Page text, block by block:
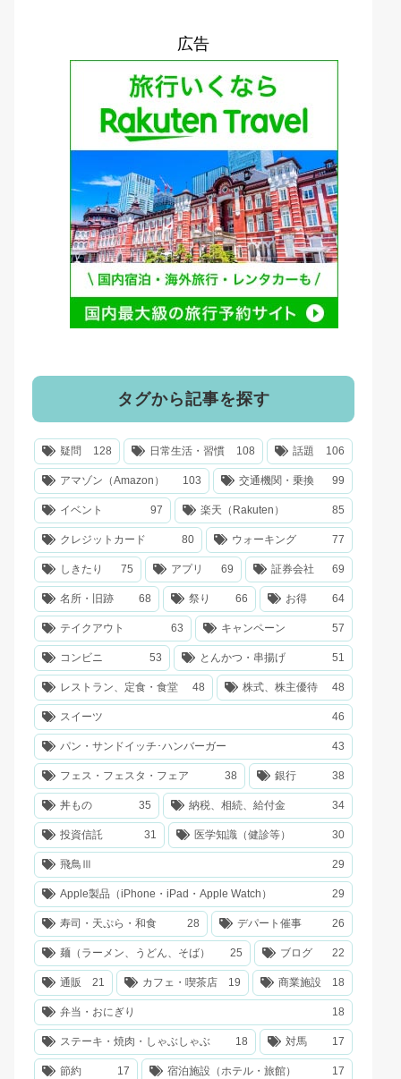
広告
タグから記事を探す
疑問 128 日常生活・習慣 108 話題 106
アマゾン（Amazon） 103 交通機関・乗換 99
イベント 97 楽天（Rakuten） 85
クレジットカード 80 ウォーキング 77
しきたり 75 アプリ 69 証券会社 69
名所・旧跡 68 祭り 66 お得 64
テイクアウト 63 キャンペーン 57
コンビニ 53 とんかつ・串揚げ 51
レストラン、定食・食堂 48 株式、株主優待 48
スイーツ 46
パン・サンドイッチ･ハンバーガー 43
フェス・フェスタ・フェア 38 銀行 38
丼もの 35 納税、相続、給付金 34
投資信託 31 医学知識（健診等） 30
飛鳥Ⅲ 29
Apple製品（iPhone・iPad・Apple Watch） 29
寿司・天ぷら・和食 28 デパート催事 26
麺（ラーメン、うどん、そば） 25 ブログ 22
通販 21 カフェ・喫茶店 19 商業施設 18
弁当・おにぎり 18
ステーキ・焼肉・しゃぶしゃぶ 18 対馬 17
節約 17 宿泊施設（ホテル・旅館） 17